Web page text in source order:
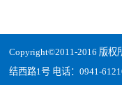
Copyright©2011-2016 版权
结西路1号 电话：0941-